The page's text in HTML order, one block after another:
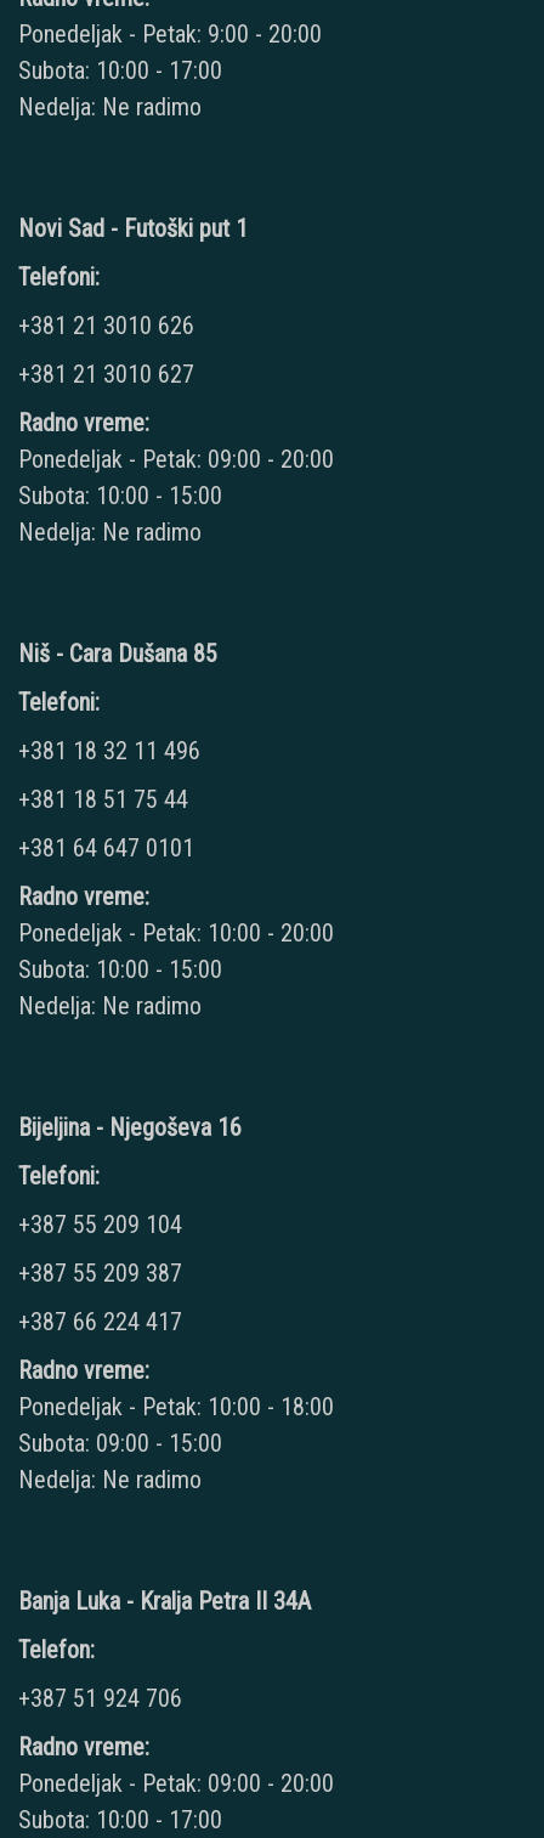
Ponedeljak - Petak: 9:00 - 20:00
Subota: 10:00 - 17:00
Nedelja: Ne radimo
Novi Sad - Futoški put 1
Telefoni:
+381 21 3010 626
+381 21 3010 627
Radno vreme:
Ponedeljak - Petak: 09:00 - 20:00
Subota: 10:00 - 15:00
Nedelja: Ne radimo
Niš - Cara Dušana 85
Telefoni:
+381 18 32 11 496
+381 18 51 75 44
+381 64 647 0101
Radno vreme:
Ponedeljak - Petak: 10:00 - 20:00
Subota: 10:00 - 15:00
Nedelja: Ne radimo
Bijeljina - Njegoševa 16
Telefoni:
+387 55 209 104
+387 55 209 387
+387 66 224 417
Radno vreme:
Ponedeljak - Petak: 10:00 - 18:00
Subota: 09:00 - 15:00
Nedelja: Ne radimo
Banja Luka - Kralja Petra II 34A
Telefon:
+387 51 924 706
Radno vreme:
Ponedeljak - Petak: 09:00 - 20:00
Subota: 10:00 - 17:00